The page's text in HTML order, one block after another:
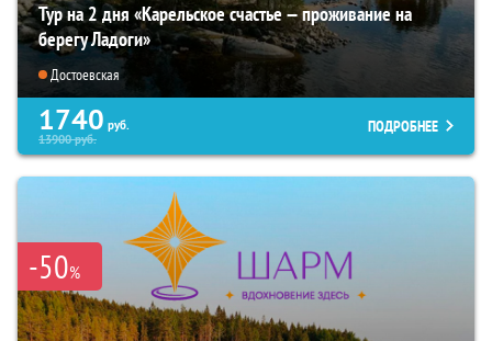
Тур на 2 дня «Карельское счастье — проживание на
берегу Ладоги»
Достоевская
1740 руб.
13900руб.
ПОДРОБНЕЕ
-50%